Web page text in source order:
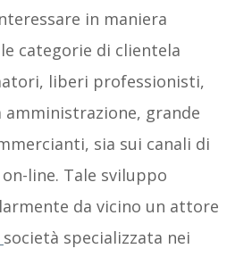
in maniera
categorie di clientela
liberi professionisti,
amministrazione, grande
sia sui canali di
line. Tale sviluppo
da vicino un attore
società specializzata nei